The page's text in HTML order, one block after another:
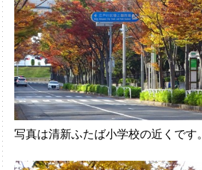
写真は清新ふたば小学校の近くです。